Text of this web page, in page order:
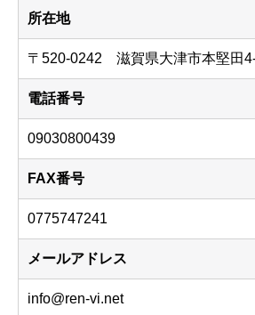
所在地
〒520-0242 滋賀県大津市本堅田
電話番号
09030800439
FAX番号
0775747241
メールアドレス
info@ren-vi.net